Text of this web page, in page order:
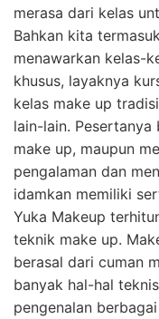
merasa dari kelas
Bahkan kita
menawarkan kelas-
khusus, layaknya
kelas make up
lain-lain. Pesertanya
make up, maupun
pengalaman dan
idamkan memiliki
Yuka Makeup
teknik make up.
berasal dari cuman
banyak hal-hal
pengenalan